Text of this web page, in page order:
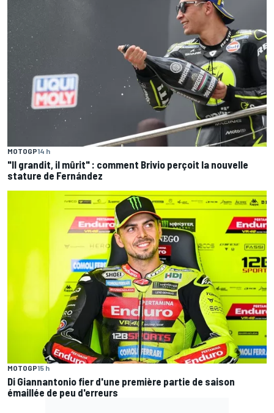
MOTOGP14 h
"Il grandit, il mûrit" : comment Brivio perçoit la nouvelle
stature de Fernández
MOTOGP15 h
Di Giannantonio fier d'une première partie de saison
émaillée de peu d'erreurs